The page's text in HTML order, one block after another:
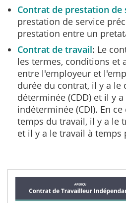
Contrat de prestation de
prestation de service
prestation entre un
Contrat de travail Le
les termes, conditions et
entre l'employeur et
durée du contrat, il y a le
déterminée (CDD) et il y
indéterminée (CDI). En
temps du travail, il y a le
et il y a le travail à temps